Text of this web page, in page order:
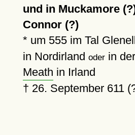
und in Muckamore
Connor (?)
* um 555im Tal
in Nordirland oderin
Meath in Irland
† 26. September 611